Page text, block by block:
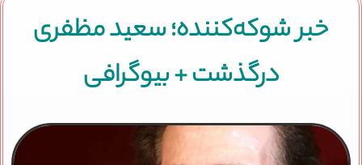
خبر شوکه‌کننده؛ سعید مظفری
درگذشت + بیوگرافی